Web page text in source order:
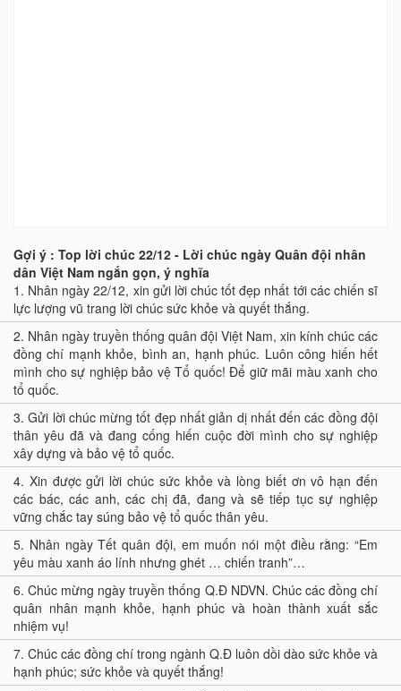
Gợi ý : Top lời chúc 22/12 - Lời chúc ngày Quân đội nhân
dân Việt Nam ngắn gọn, ý nghĩa
1. Nhân ngày 22/12, xin gửi lời chúc tốt đẹp nhất tới các chiến sĩ
lực lượng vũ trang lời chúc sức khỏe và quyết thắng.
2. Nhân ngày truyền thống quân đội Việt Nam, xin kính chúc các
đồng chí mạnh khỏe, bình an, hạnh phúc. Luôn công hiến hết
mình cho sự nghiệp bảo vệ Tổ quốc! Để giữ mãi màu xanh cho
tổ quốc.
3.Gửi lời chúc mừng tốt đẹp nhất giản dị nhất đến các đồng đội
thân yêu đã và đang cống hiến cuộc đời mình cho sự nghiệp
xây dựng và bảo vệ tổ quốc.
4. Xin được gửi lời chúc sức khỏe và lòng biết ơn vô hạn đến
các bác, các anh, các chị đã, đang và sẽ tiếp tục sự nghiệp
vững chắc tay súng bảo vệ tổ quốc thân yêu.
5. Nhân ngày Tết quân đội, em muốn nói một điều rằng: “Em
yêu màu xanh áo lính nhưng ghét … chiến tranh”…
6.Chúc mừng ngày truyền thống Q.Đ NDVN. Chúc các đồng chí
quân nhân mạnh khỏe, hạnh phúc và hoàn thành xuất sắc
nhiệm vụ!
7. Chúc các đồng chí trong ngành Q.Đ luôn dồi dào sức khỏe và
hạnh phúc; sức khỏe và quyết thắng!